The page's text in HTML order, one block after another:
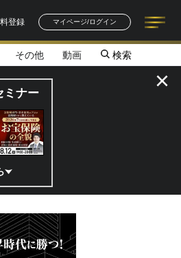
登録
マイページ/ログイン
記事一覧
著者一覧
その他 動画 検索
られざる宇宙産業の構造変革とは
ミナー ×